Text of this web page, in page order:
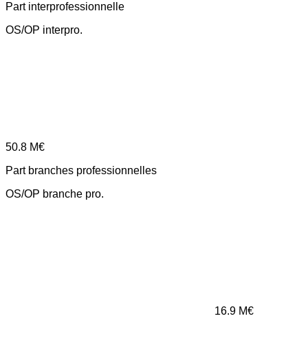
Part interprofessionnelle
OS/OP interpro.
50.8 M€
Part branches professionnelles
OS/OP branche pro.
16.9 M€